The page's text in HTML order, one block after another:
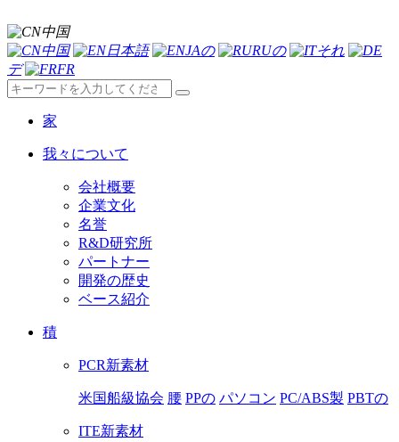
中国
中国
日本語 JAの RUの
それ
デ
FR
家
我々について
会社概要
企業文化
名誉
R&D研究所
パートナー
開発の歴史
ベース紹介
積
PCR新素材
米国船級協会 腰 PPの パソコン PC/ABS製 PBTの
ITE新素材